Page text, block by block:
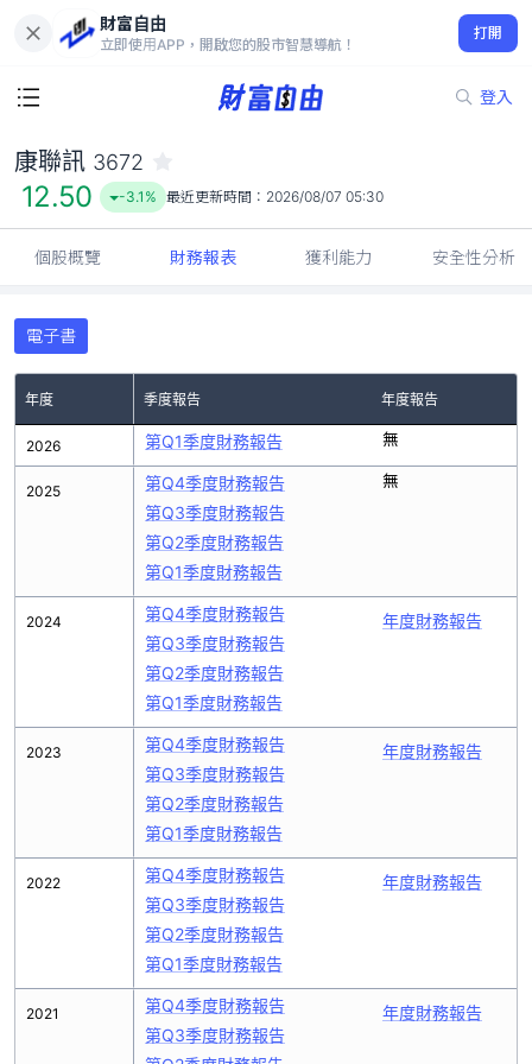
財富自由
立即使用APP，開啟您的股市智慧導航！
打開
登入
12.50
-3.1%
康聯訊 3672
12.50 -3.1% 最近更新時間： 2026/08/07 05:30
個股概覽 財務報表 獲利能力 安全性分析
電子書
年度 季度報告 年度報告
2026
2025
2024
2023
2022
2021
第Q1季度財務報告 無
第Q4季度財務報告
第Q3季度財務報告
第Q2季度財務報告
第Q1季度財務報告
無
第Q4季度財務報告
第Q3季度財務報告
第Q2季度財務報告
第Q1季度財務報告
年度財務報告
第Q4季度財務報告
第Q3季度財務報告
第Q2季度財務報告
第Q1季度財務報告
年度財務報告
第Q4季度財務報告
第Q3季度財務報告
第Q2季度財務報告
第Q1季度財務報告
年度財務報告
第Q4季度財務報告
第Q3季度財務報告
年度財務報告